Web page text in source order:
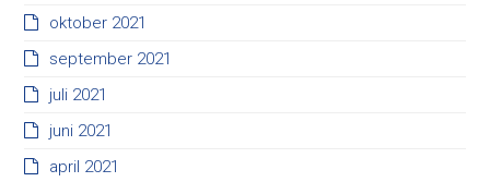
oktober 2021
september 2021
juli 2021
juni 2021
april 2021